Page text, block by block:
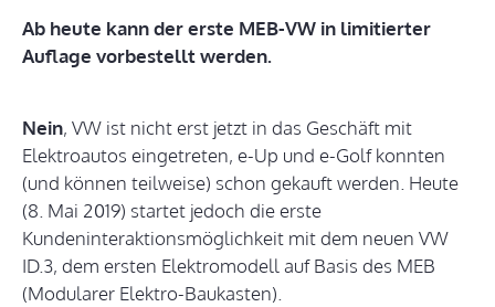
Ab heute kann der erste MEB-VW in limitierter
Auflage vorbestellt werden.
Nein, VW ist nicht erst jetzt in das Geschäft mit
Elektroautos eingetreten, e-Up und e-Golf konnten
(und können teilweise) schon gekauft werden. Heute
(8. Mai 2019) startet jedoch die erste
Kundeninteraktionsmöglichkeit mit dem neuen VW
ID.3, dem ersten Elektromodell auf Basis des MEB
(Modularer Elektro-Baukasten).